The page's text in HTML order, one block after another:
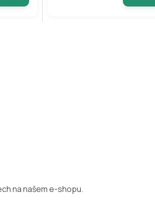
na našem e-shopu.